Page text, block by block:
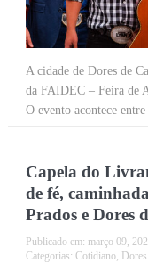
A cidade de Dores de
da FAIDEC – Feira de
O evento acontece
Capela do
de fé,
Prados e Dores
Publicado em: março 09,
Categorias: Cotidiano,